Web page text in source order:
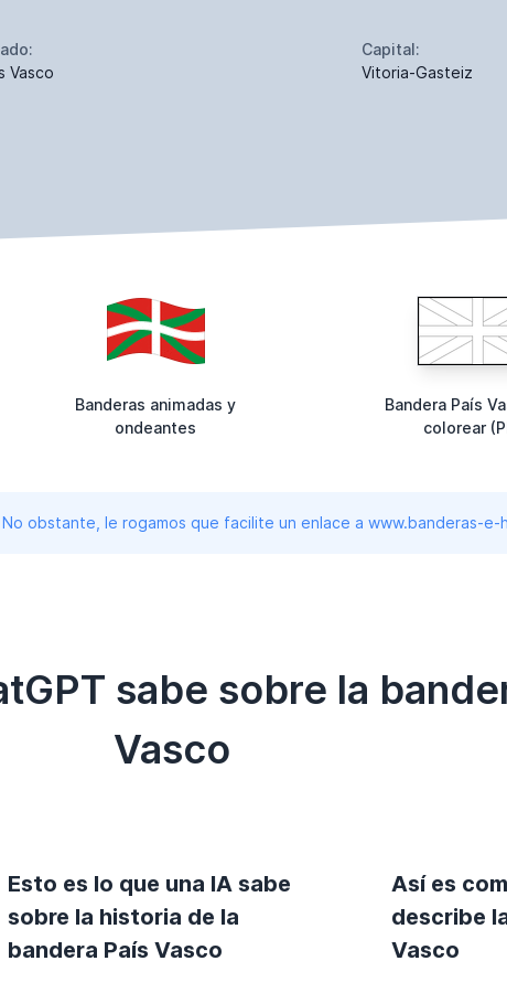
Vasco
Capital:
Vitoria-Gasteiz
Banderas animadas y
ondeantes
Bandera País
colorear
obstante, le rogamos que facilite un enlace a www.banderas-e-
sabe sobre la
Vasco
Esto es lo que una IA sabe
sobre la historia de la
bandera País Vasco
Así es
describe
Vasco